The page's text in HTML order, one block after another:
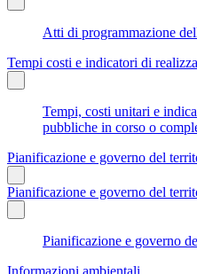
Atti di programmazione
Tempi costi e indicatori di
Tempi, costi unitari e
pubbliche in corso o
Pianificazione e governo del
Pianificazione e governo del
Pianificazione e governo
Informazioni ambientali